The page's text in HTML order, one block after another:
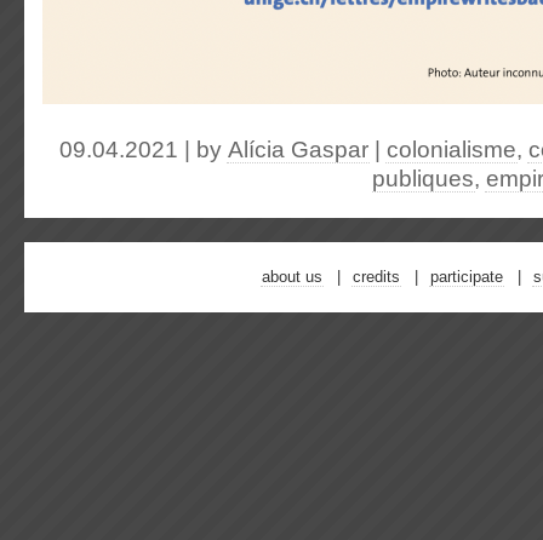
09.04.2021 | by Alícia Gaspar colonialisme,
publiques,
about us credits participate